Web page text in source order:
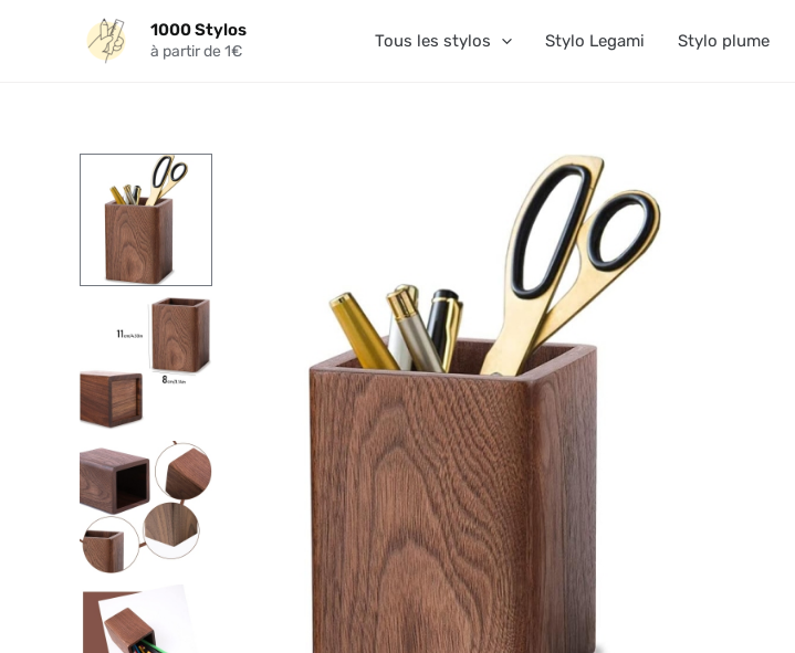
1000 Stylos
à partir de 1€ Tous les stylos Stylo Legami Stylo plume